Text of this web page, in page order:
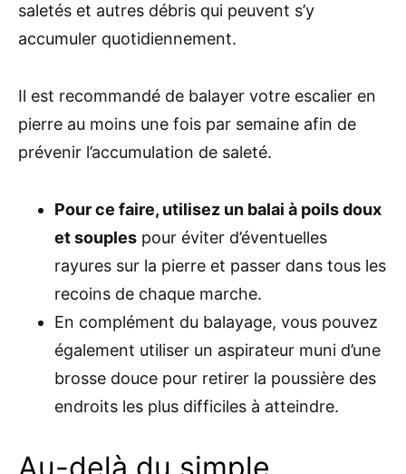
saletés et autres débris qui peuvent s’y
accumuler quotidiennement.
Il est recommandé de balayer votre escalier en
pierre au moins une fois par semaine afin de
prévenir l’accumulation de saleté.
Pour ce faire, utilisez un balai à poils doux
et souples pour éviter d’éventuelles
rayures sur la pierre et passer dans tous les
recoins de chaque marche.
En complément du balayage, vous pouvez
également utiliser un aspirateur muni d’une
brosse douce pour retirer la poussière des
endroits les plus difficiles à atteindre.